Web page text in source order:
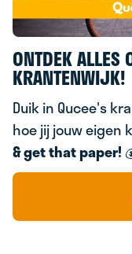
ONTDEK ALLES
KRANTENWIJK!
Duik in Qucee's
hoe jij jouw eigen
& get that paper!